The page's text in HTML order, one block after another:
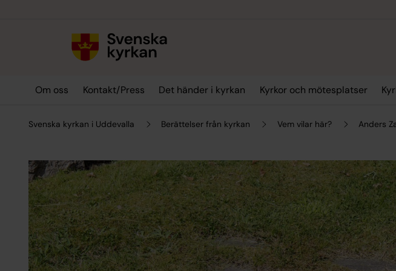
Om oss Kontakt/Press Det händer i kyrkan Kyrkor och mötesplatser
Svenska kyrkan i Uddevalla Berättelser från kyrkan Vem vilar här? Anders